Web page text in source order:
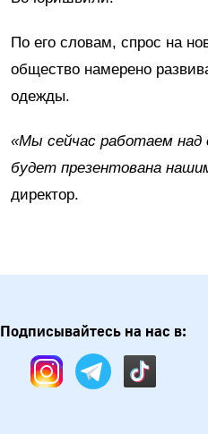
По его словам, спрос на
общество намерено
одежды.
«Мы сейчас работаем над
будет презентована
директор.
Подписывайтесь на нас в: